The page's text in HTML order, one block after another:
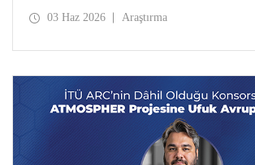
emniyetine ve literatürüne sağladığı katkıyla
03 Haz 2026 Araştırma